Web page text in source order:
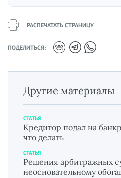
РАСПЕЧАТАТЬ СТРАНИЦУ
ПОДЕЛИТЬСЯ:
Другие материалы
СТАТЬЯ
Кредитор подал на
что делать
СТАТЬЯ
Решения арбитражных
неосновательному